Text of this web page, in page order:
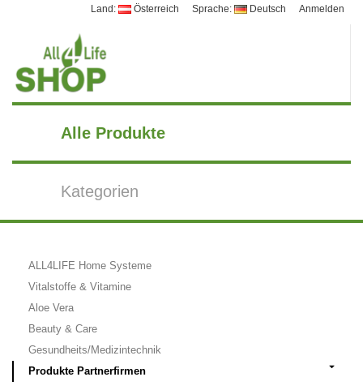
Land: Österreich Sprache: Deutsch Anmelden
Alle Produkte
Kategorien
ALL4LIFE Home Systeme
Vitalstoffe & Vitamine
Aloe Vera
Beauty & Care
Gesundheits/Medizintechnik
Produkte Partnerfirmen